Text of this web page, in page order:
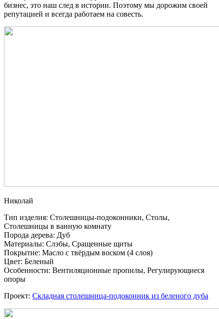
бизнес, это наш след в истории. Поэтому мы дорожим своей
репутацией и всегда работаем на совесть.
Николай
Тип изделия: Столешницы-подоконники, Столы,
Столешницы в ванную комнату
Порода дерева: Дуб
Материалы: Слэбы, Сращенные щиты
Покрытие: Масло с твёрдым воском (4 слоя)
Цвет: Беленый
Особенности: Вентиляционные пропилы, Регулирующиеся
опоры
Проект: Складная столешница-подоконник из беленого дуба